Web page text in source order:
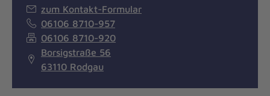
zum Kontakt-Formular
06106 8710-957
06106 8710-920
Borsigstraße 56
63110 Rodgau